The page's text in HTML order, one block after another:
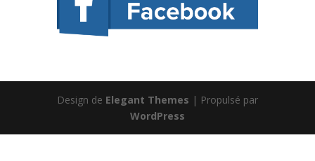
Design de Elegant Themes | Propulsé par
WordPress